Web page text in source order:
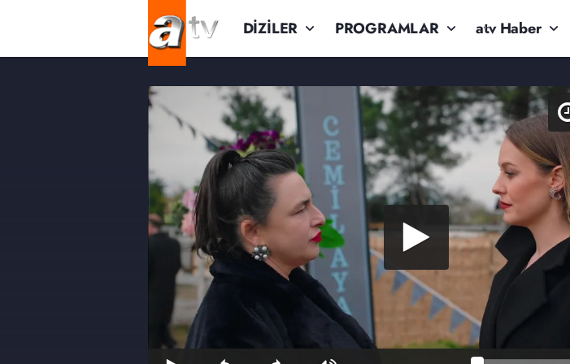
DİZİLER PROGRAMLAR atv Haber